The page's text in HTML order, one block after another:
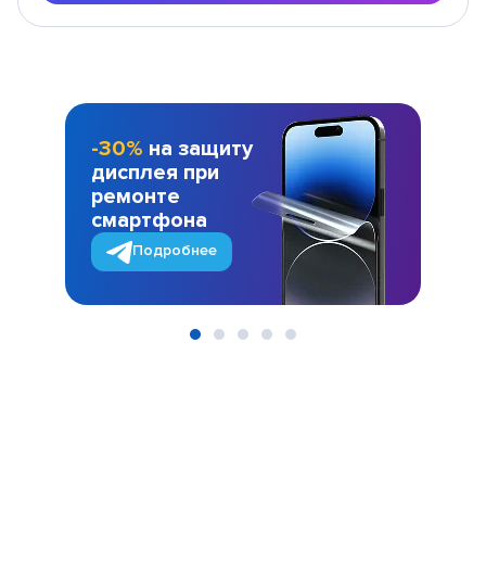
-30% на защиту
дисплея при
ремонте
смартфона
Подробнее